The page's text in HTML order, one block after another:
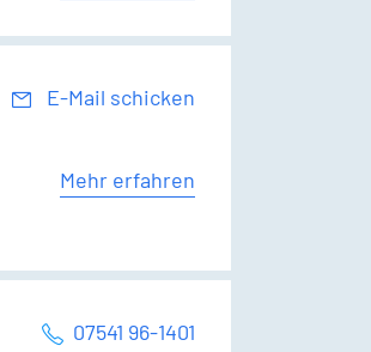
E-Mail schicken
Mehr erfahren
07541 96-1401